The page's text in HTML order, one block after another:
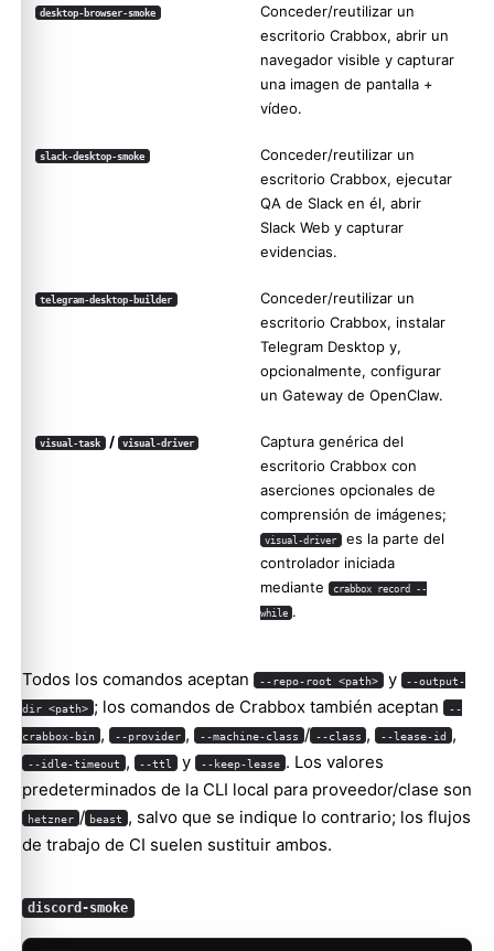
desktop-browser-smoke
Conceder/reutilizar un
escritorio Crabbox, abrir un
navegador visible y capturar
una imagen de pantalla +
vídeo.
slack-desktop-smoke
Conceder/reutilizar un
escritorio Crabbox, ejecutar
QA de Slack en él, abrir
Slack Web y capturar
evidencias.
telegram-desktop-builder
Conceder/reutilizar un
escritorio Crabbox, instalar
Telegram Desktop y,
opcionalmente, configurar
un Gateway de OpenClaw.
visual-task / visual-driver
Captura genérica del
escritorio Crabbox con
aserciones opcionales de
comprensión de imágenes;
visual-driver es la parte del
controlador iniciada
mediante
crabbox record --
while .
Todos los comandos aceptan --repo-root <path> y --output-
dir <path> ; los comandos de Crabbox también aceptan --
crabbox-bin , --provider , --machine-class / --class , --lease-id ,
--idle-timeout , --ttl y --keep-lease . Los valores
predeterminados de la CLI local para proveedor/clase son
hetzner / beast , salvo que se indique lo contrario; los flujos
de trabajo de CI suelen sustituir ambos.
discord-smoke